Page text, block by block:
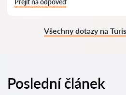
Přejít na odpověď
Všechny dotazy na
Poslední článek